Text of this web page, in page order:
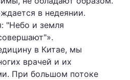
в недеянии.
"Небо и земля
в Китае, мы
врачей и их
При большом потоке